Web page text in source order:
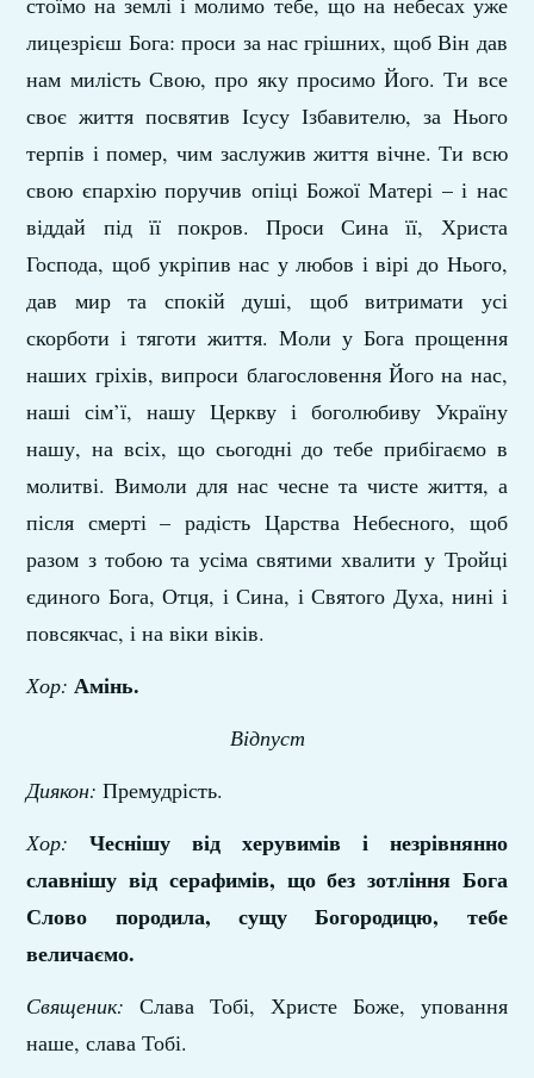
лицезрієш Бога: проси за нас грішних, щоб Він дав
нам милість Свою, про яку просимо Його. Ти все
своє життя посвятив Ісусу Ізбавителю, за Нього
терпів і помер, чим заслужив життя вічне. Ти всю
свою єпархію поручив опіці Божої Матері – і нас
віддай під її покров. Проси Сина її, Христа
Господа, щоб укріпив нас у любов і вірі до Нього,
дав мир та спокій душі, щоб витримати усі
скорботи і тяготи життя. Моли у Бога прощення
наших гріхів, випроси благословення Його на нас,
наші сім’ї, нашу Церкву і боголюбиву Україну
нашу, на всіх, що сьогодні до тебе прибігаємо в
молитві. Вимоли для нас чесне та чисте життя, а
після смерті – радість Царства Небесного, щоб
разом з тобою та усіма святими хвалити у Тройці
єдиного Бога, Отця, і Сина, і Святого Духа, нині і
повсякчас, і на віки віків.
Хор: Амінь.
Відпуст
Диякон: Премудрість.
Хор:
Чеснішу від херувимів і незрівнянно
славнішу від серафимів, що без зотління Бога
Слово породила, сущу Богородицю, тебе
величаємо.
Священик: Слава Тобі, Христе Боже, уповання
наше, слава Тобі.